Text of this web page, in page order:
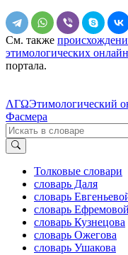
См. также
этимологических
портала.
ΛΓΩЭтимологический
Фасмера
Толковые словари
словарь Даля
словарь
словарь Ефремовой
словарь Кузнецова
словарь Ожегова
словарь Ушакова